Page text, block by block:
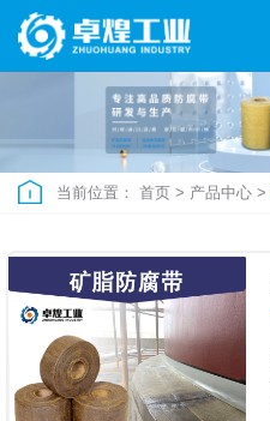
当前位置： 首页 > 产品中心 >